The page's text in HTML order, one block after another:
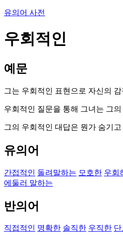
유의어 사전
우회적인
예문
그는 우회적인 표현으로 자신의
우회적인 질문을 통해 그녀는 그
그의 우회적인 대답은 뭔가 숨기
유의어
간접적인 돌려말하는 모호한 우회
에둘러 말하는
반의어
직접적인 명확한 솔직한 우직한